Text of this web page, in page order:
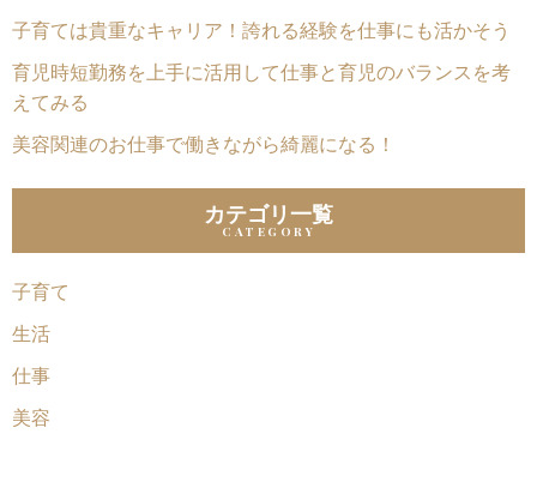
子育ては貴重なキャリア！誇れる経験を仕事にも活かそう
育児時短勤務を上手に活用して仕事と育児のバランスを考
えてみる
美容関連のお仕事で働きながら綺麗になる！
カテゴリ一覧
子育て
生活
仕事
美容